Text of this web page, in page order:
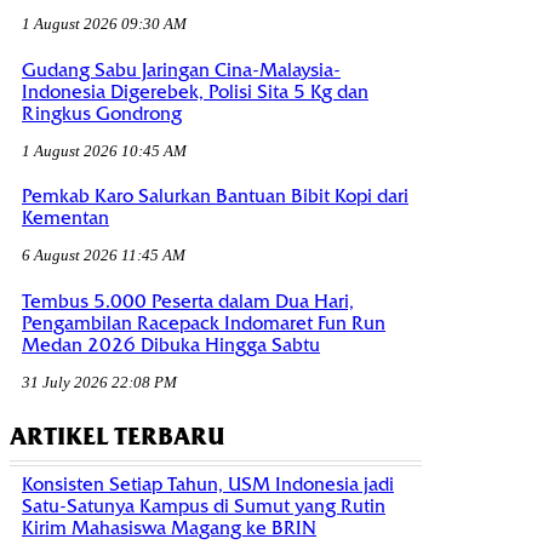
1 August 2026 09:30 AM
Gudang Sabu Jaringan Cina-Malaysia-
Indonesia Digerebek, Polisi Sita 5 Kg dan
Ringkus Gondrong
1 August 2026 10:45 AM
Pemkab Karo Salurkan Bantuan Bibit Kopi dari
Kementan
6 August 2026 11:45 AM
Tembus 5.000 Peserta dalam Dua Hari,
Pengambilan Racepack Indomaret Fun Run
Medan 2026 Dibuka Hingga Sabtu
31 July 2026 22:08 PM
ARTIKEL TERBARU
Konsisten Setiap Tahun, USM Indonesia jadi
Satu-Satunya Kampus di Sumut yang Rutin
Kirim Mahasiswa Magang ke BRIN